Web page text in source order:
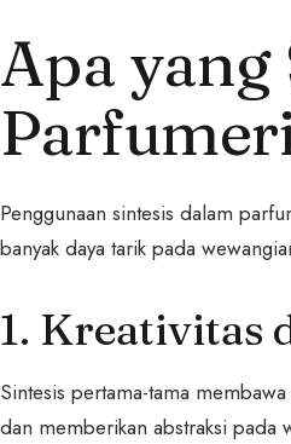
Apa
Penggunaan sintesis dalam
banyak daya tarik pada
1. Kreativitas
Sintesis pertama-tama
dan memberikan abstraksi pada